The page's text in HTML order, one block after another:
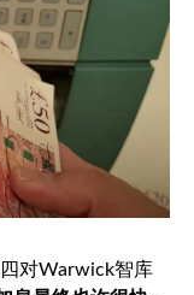
对Warwick智库